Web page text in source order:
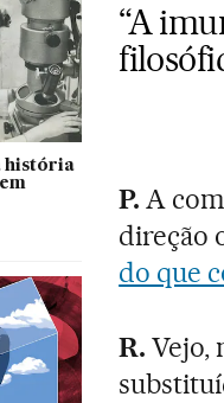
história
“A
P. A
direção
do que
R. Vejo,